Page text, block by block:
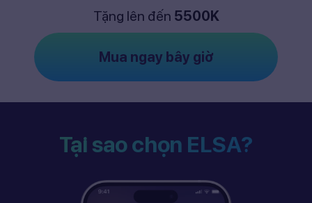
Tặng lên đến 5500K
Mua ngay bây giờ
Tại sao chọn ELSA?